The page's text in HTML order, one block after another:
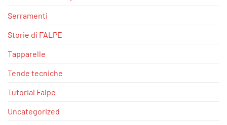
Serramenti
Storie di FALPE
Tapparelle
Tende tecniche
Tutorial Falpe
Uncategorized